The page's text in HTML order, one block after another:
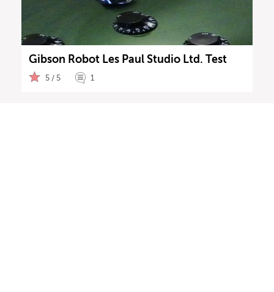
Gibson Robot Les Paul Studio Ltd. Test
5 / 5 1